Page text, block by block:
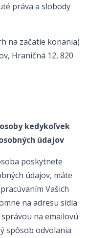
práva a slobody
na začatie konania)
Hraničná 12, 820
kedykoľvek
údajov
poskytnete
údajov, máte
Vašich
na adresu sídla
na emailovú
spôsob odvolania